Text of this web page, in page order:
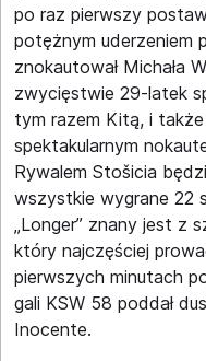
po raz pierwszy
potężnym uderzeniem
znokautował Michała
zwycięstwie 29-latek
tym razem Kitą, i
spektakularnym
Rywalem Stošicia
wszystkie wygrane 22
„Longer” znany jest z
który najczęściej
pierwszych minutach
gali KSW 58 poddał
Inocente.